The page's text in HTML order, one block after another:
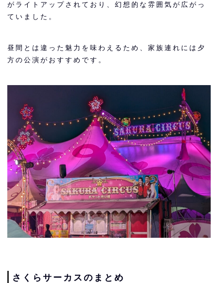
がライトアップされており、幻想的な雰囲気が広がっ
ていました。
昼間とは違った魅力を味わえるため、家族連れには夕
方の公演がおすすめです。
さくらサーカスのまとめ